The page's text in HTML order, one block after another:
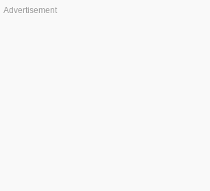
Advertisement